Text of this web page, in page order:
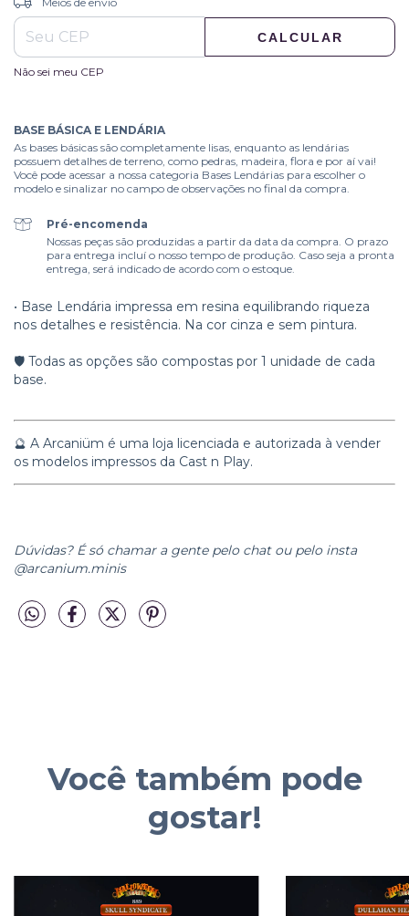
CALCULAR
Não sei meu CEP
BASE BÁSICA E LENDÁRIA
As bases básicas são completamente lisas, enquanto as lendárias
possuem detalhes de terreno, como pedras, madeira, flora e por aí vai!
Você pode acessar a nossa categoria Bases Lendárias para escolher o
modelo e sinalizar no campo de observações no final da compra.
Pré-encomenda
Nossas peças são produzidas a partir da data da compra. O prazo
para entrega incluí o nosso tempo de produção. Caso seja a pronta
entrega, será indicado de acordo com o estoque.
• Base Lendária impressa em resina equilibrando riqueza
nos detalhes e resistência. Na cor cinza e sem pintura.
🛡️ Todas as opções são compostas por 1 unidade de cada
base.
🔮 A Arcaniüm é uma loja licenciada e autorizada à vender
os modelos impressos da Cast n Play.
Dúvidas? É só chamar a gente pelo chat ou pelo insta
@arcanium.minis
Você também pode
gostar!